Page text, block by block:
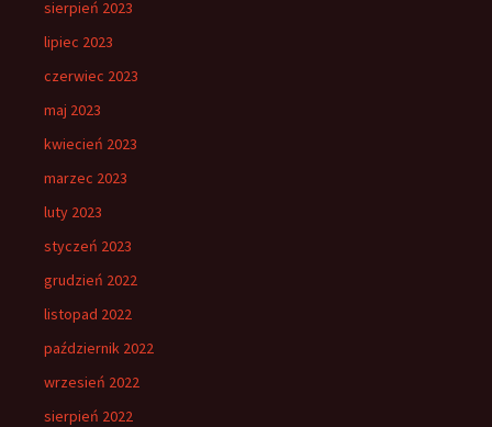
sierpień 2023
lipiec 2023
czerwiec 2023
maj 2023
kwiecień 2023
marzec 2023
luty 2023
styczeń 2023
grudzień 2022
listopad 2022
październik 2022
wrzesień 2022
sierpień 2022